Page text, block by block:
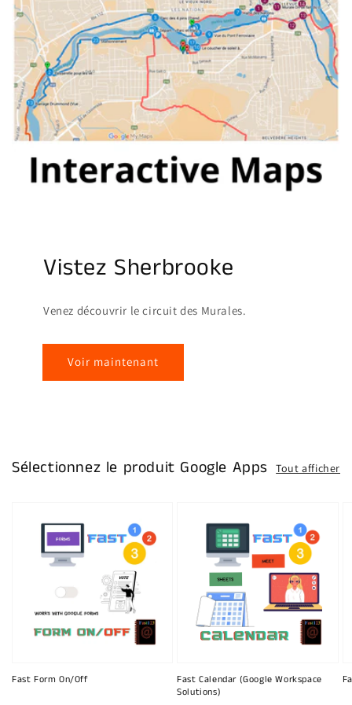
Vistez Sherbrooke
Venez découvrir le circuit des Murales.
Voir maintenant
Sélectionnez le produit Google Apps Tout afficher
Fast Form On/Off
Fast Calendar (Google Workspace
Solutions)